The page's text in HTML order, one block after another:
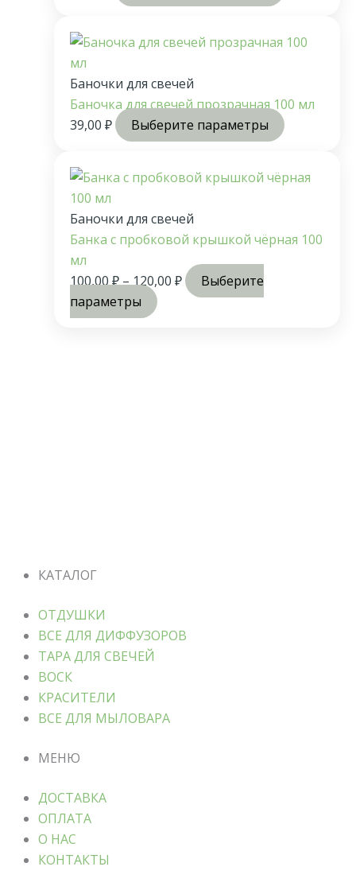
Баночки для свечей
Баночка для свечей прозрачная 100 мл
39,00 ₽ Выберите параметры
Баночки для свечей
Банка с пробковой крышкой чёрная 100
мл
100,00₽–120,00 ₽
Выберите
параметры
КАТАЛОГ
ОТДУШКИ
ВСЕ ДЛЯ ДИФФУЗОРОВ
ТАРА ДЛЯ СВЕЧЕЙ
ВОСК
КРАСИТЕЛИ
ВСЕ ДЛЯ МЫЛОВАРА
МЕНЮ
ДОСТАВКА
ОПЛАТА
О НАС
КОНТАКТЫ